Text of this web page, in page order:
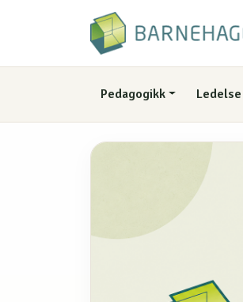
Pedagogikk Ledelse